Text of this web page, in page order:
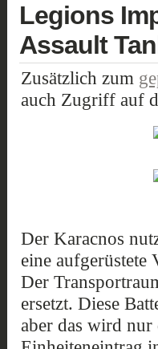
Legions
Assault
Zusätzlich zum
auch Zugriff auf
Der Karacnos
eine aufgerüstete
Der
ersetzt. Diese
aber das wird